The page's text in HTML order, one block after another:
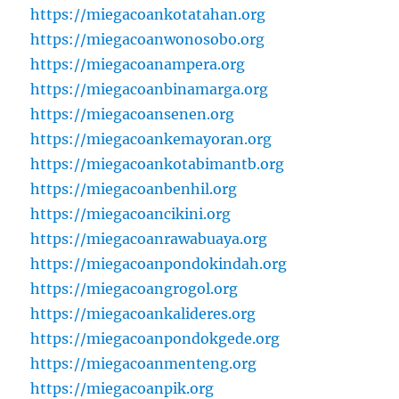
https://miegacoankotatahan.org
https://miegacoanwonosobo.org
https://miegacoanampera.org
https://miegacoanbinamarga.org
https://miegacoansenen.org
https://miegacoankemayoran.org
https://miegacoankotabimantb.org
https://miegacoanbenhil.org
https://miegacoancikini.org
https://miegacoanrawabuaya.org
https://miegacoanpondokindah.org
https://miegacoangrogol.org
https://miegacoankalideres.org
https://miegacoanpondokgede.org
https://miegacoanmenteng.org
https://miegacoanpik.org